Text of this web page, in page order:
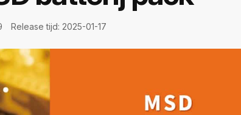
Release tijd: 2025-01-17